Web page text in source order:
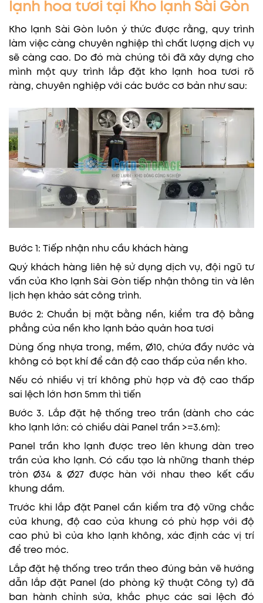
lạnh hoa tươi tại Kho lạnh Sài Gòn
Kho lạnh Sài Gòn luôn ý thức được rằng, quy trình
làm việc càng chuyên nghiệp thì chất lượng dịch vụ
sẽ càng cao. Do đó mà chúng tôi đã xây dựng cho
mình một quy trình lắp đặt kho lạnh hoa tươi rõ
ràng, chuyên nghiệp với các bước cơ bản như sau:
Bước 1: Tiếp nhận nhu cầu khách hàng
Quý khách hàng liên hệ sử dụng dịch vụ, đội ngũ tư
vấn của Kho lạnh Sài Gòn tiếp nhận thông tin và lên
lịch hẹn khảo sát công trình.
Bước 2: Chuẩn bị mặt bằng nền, kiểm tra độ bằng
phẳng của nền kho lạnh bảo quản hoa tươi
Dùng ống nhựa trong, mềm, Ø10, chứa đầy nước và
không có bọt khí để cân độ cao thấp của nền kho.
Nếu có nhiều vị trí không phù hợp và độ cao thấp
sai lệch lớn hơn 5mm thì tiến
Bước 3. Lắp đặt hệ thống treo trần (dành cho các
kho lạnh lớn: có chiều dài Panel trần >=3.6m):
Panel trần kho lạnh được treo lên khung dàn treo
trần của kho lạnh. Có cấu tạo là những thanh thép
tròn Ø34 & Ø27 được hàn với nhau theo kết cấu
khung dầm.
Trước khi lắp đặt Panel cần kiểm tra độ vững chắc
của khung, độ cao của khung có phù hợp với độ
cao phủ bì của kho lạnh không, xác định các vị trí
để treo móc.
Lắp đặt hệ thống treo trần theo đúng bản vẽ hướng
dẫn lắp đặt Panel (do phòng kỹ thuật Công ty) đã
ban hành chỉnh sửa, khắc phục các sai lệch đó